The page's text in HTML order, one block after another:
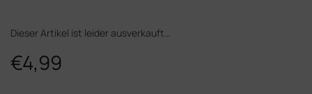
€4,99
Dieser Artikel ist leider ausverkauft…